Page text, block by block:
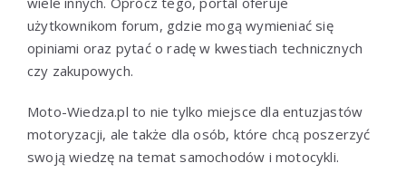
użytkownikom forum, gdzie mogą wymieniać się
opiniami oraz pytać o radę w kwestiach technicznych
czy zakupowych.
Moto-Wiedza.pl to nie tylko miejsce dla entuzjastów
motoryzacji, ale także dla osób, które chcą poszerzyć
swoją wiedzę na temat samochodów i motocykli.